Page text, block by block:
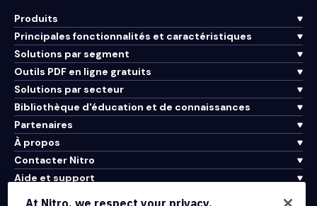
Produits
Principales fonctionnalités et caractéristiques
Solutions par segment
Outils PDF en ligne gratuits
Solutions par secteur
Bibliothèque d'éducation et de connaissances
Partenaires
À propos
Contacter Nitro
Aide et support
At Nitro, we respect your privacy.